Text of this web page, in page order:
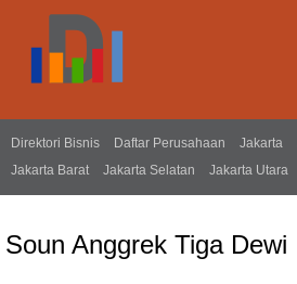
Direktori Bisnis Daftar Perusahaan Jakarta
Jakarta Barat
Jakarta Selatan Jakarta Utara
Soun Anggrek Tiga Dewi